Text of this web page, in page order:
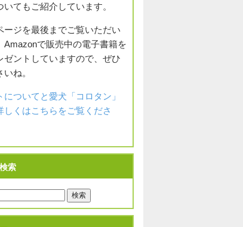
いてもご紹介しています。
ージを最後までご覧いただい
Amazonで販売中の電子書籍を
ゼントしていますので、ぜひ
ね。
についてと愛犬「コロタン」
しくはこちらをご覧くださ
索